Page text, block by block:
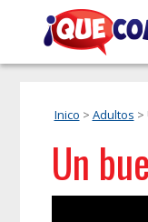
Inico > Adultos >
Un